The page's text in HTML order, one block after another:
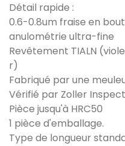
Détail rapide :
0.6-0.8um fraise en
anulométrie ultra-fine
Revêtement TIALN
r)
Fabriqué par une
Vérifié par Zoller
Pièce jusqu'à HRC50
1 pièce d'emballage.
Type de longueur